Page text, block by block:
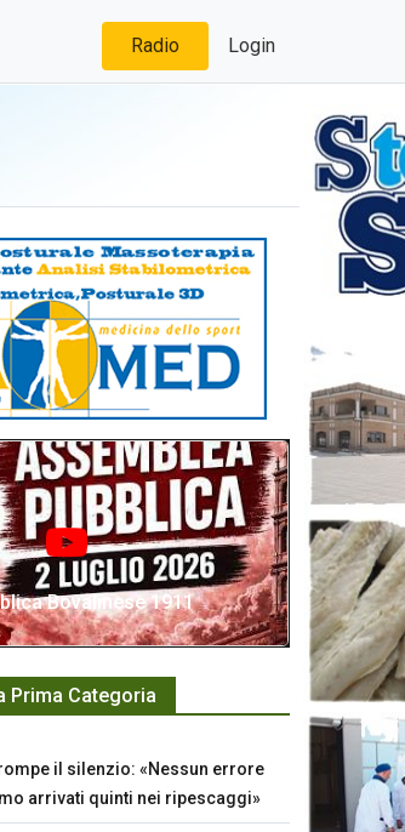
Radio Login
Bovalinese 1911
Prima Categoria
il silenzio: «Nessun errore
arrivati quinti nei ripescaggi»